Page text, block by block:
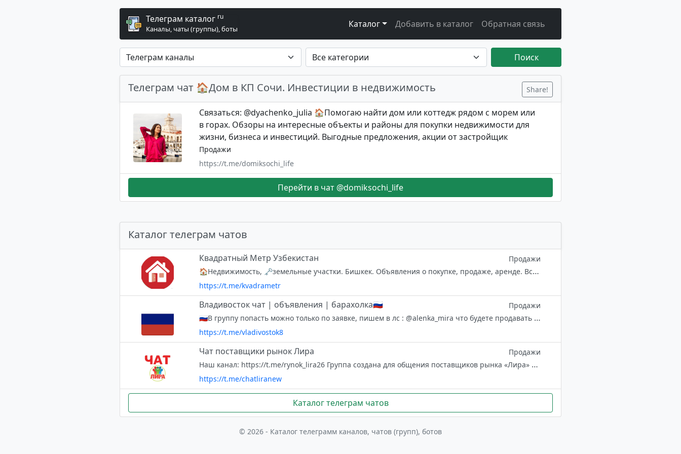
Телеграм каталог ru
Каналы, чаты (группы), боты Каталог Добавить в каталог Обратная связь
Поиск
Телеграм чат 🏠Дом в КП Сочи. Инвестиции в недвижимость Share!
Связаться: @dyachenko_julia 🏠Помогаю найти дом или коттедж рядом с морем или
в горах. Обзоры на интересные объекты и районы для покупки недвижимости для
жизни, бизнеса и инвестиций. Выгодные предложения, акции от застройщик
Продажи
https://t.me/domiksochi_life
Перейти в чат @domiksochi_life
Каталог телеграм чатов
Квадратный Метр Узбекистан Продажи
🏠Недвижимость, 🗝земельные участки. Бишкек. Объявления о покупке, продаже, аренде. Вступить ▶️ http://t.me/kvadrametr ⛔️Запрещается реклама, ссылки, оскорбление, мат, политика, религия. ⚠️ По размещению рекламы ▶️ http://t.me
https://t.me/kvadrametr
Владивосток чат | объявления | барахолка🇷🇺 Продажи
🇷🇺В группу попасть можно только по заявке, пишем в лс : @alenka_mira что будете продавать ❤️В группе есть правила : https://t.me/szn_group/160 👩‍💻Модератор : @alenka_mira 💰Реклама : @nikolasszn
https://t.me/vladivostok8
Чат поставщики рынок Лира Продажи
Наш канал: https://t.me/rynok_lira26 Группа создана для общения поставщиков рынка «Лира» и покупателей. Админ чата и канала: @Lira_reklama
https://t.me/chatliranew
Каталог телеграм чатов
© 2026 - Каталог телеграмм каналов, чатов (групп), ботов